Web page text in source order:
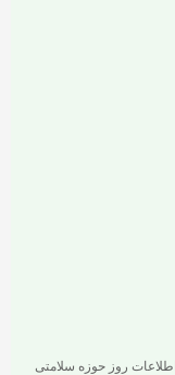
اطلاعات روز حوزه سلامتی